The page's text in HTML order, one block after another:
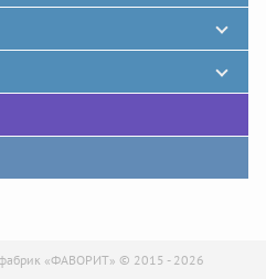
фабрик «ФАВОРИТ» © 2015 - 2026